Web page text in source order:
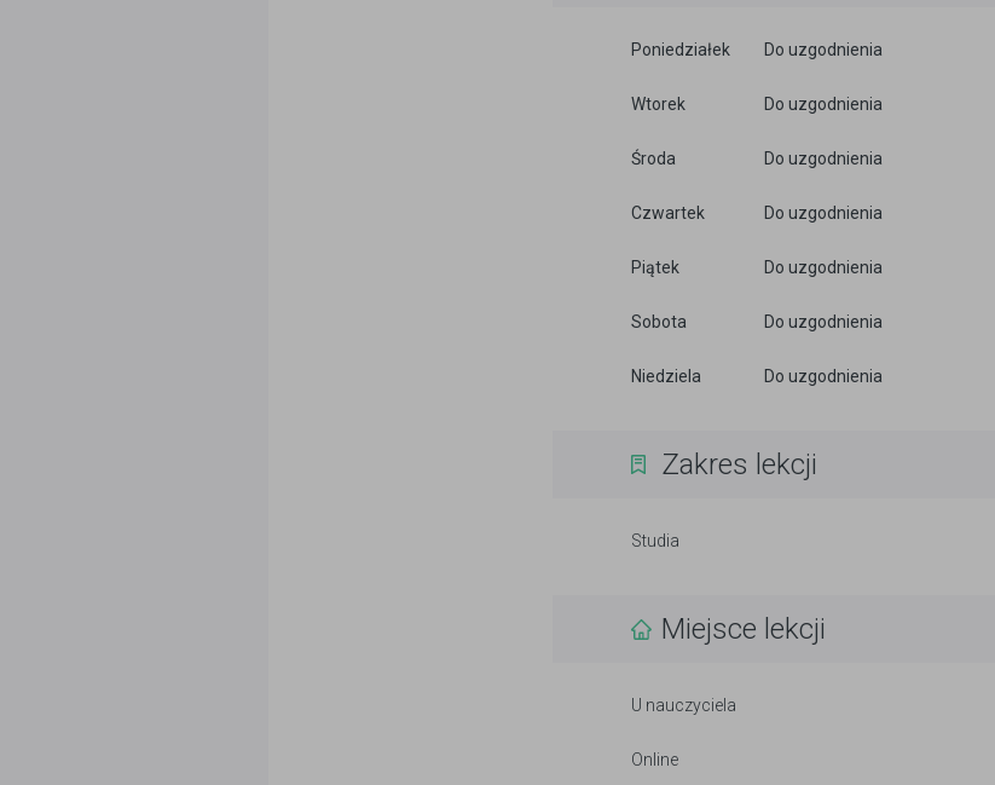
Poniedziałek Do uzgodnienia
Wtorek Do uzgodnienia
Środa Do uzgodnienia
Czwartek Do uzgodnienia
Piątek Do uzgodnienia
Sobota Do uzgodnienia
Niedziela Do uzgodnienia
Zakres lekcji
Studia
Miejsce lekcji
U nauczyciela
Online